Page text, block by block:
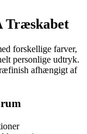
Træskabet
forskellige farver,
personlige udtryk.
afhængigt af